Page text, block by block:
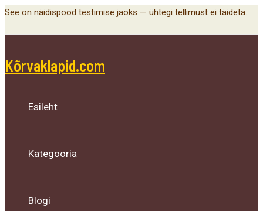
Skip
See on näidispood testimise jaoks — ühtegi tellimust ei täideta.
Kõrvaklapid.com
Esileht
Kategooria
Blogi
Menu
Toggle
Menu
Toggle
Menu
Toggle
Main
Menu